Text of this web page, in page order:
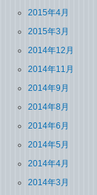
2015年4月
2015年3月
2014年12月
2014年11月
2014年9月
2014年8月
2014年6月
2014年5月
2014年4月
2014年3月